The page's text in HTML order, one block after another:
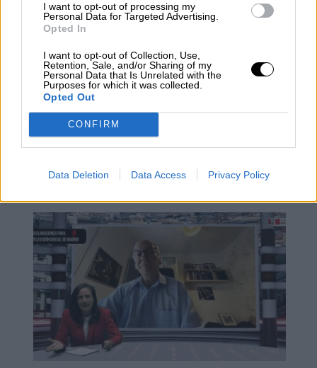
I want to opt-out of processing my
Personal Data for Targeted Advertising.
Opted In
I want to opt-out of Collection, Use,
Retention, Sale, and/or Sharing of my
Personal Data that Is Unrelated with the
Purposes for which it was collected.
Opted Out
CONFIRM
Data Deletion Data Access Privacy Policy
contra la mujer y la igualdad de género, y
dando más importancia a la conservación,
patrimonio histórico con carácter religioso.
control del coronavirus
Subvenciones
Junta de Andalucía
Violencia Machista
Feminismo